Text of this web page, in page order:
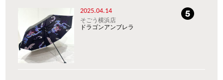
2025.04.14
そごう横浜店
ドラゴンアンブレラ